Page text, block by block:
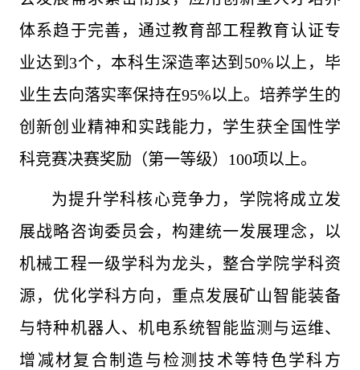
体系趋于完善，通过教育部工程教育认证专
业达到3个，本科生深造率达到50%以上，毕
业生去向落实率保持在95%以上。培养学生的
创新创业精神和实践能力，学生获全国性学
科竞赛决赛奖励（第一等级）100项以上。
为提升学科核心竞争力，学院将成立发
展战略咨询委员会，构建统一发展理念，以
机械工程一级学科为龙头，整合学院学科资
源，优化学科方向，重点发展矿山智能装备
与特种机器人、机电系统智能监测与运维、
增减材复合制造与检测技术等特色学科方